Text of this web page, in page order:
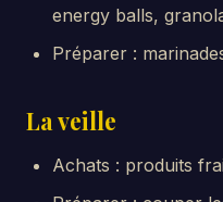
energy balls,
Préparer :
La veille
Achats : produits